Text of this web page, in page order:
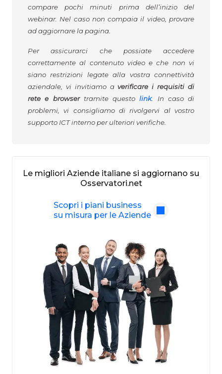
compare pochi minuti prima dell’inizio del
webinar. Nel caso non compaia il video, provare
ad aggiornare la pagina.
Per assicurarci che possiate accedere
correttamente al contenuto video e che non vi
siano restrizioni legate alla vostra connettività
aziendale, vi invitiamo averificare i requisiti di
rete e browsertramite questolink. In caso di
problemi, vi consigliamo di rivolgervi al vostro
supporto ICT interno per ulteriori verifiche.
Le migliori Aziende italiane si aggiornano su
Osservatori.net
Scopri i piani business
su misura per le Aziende